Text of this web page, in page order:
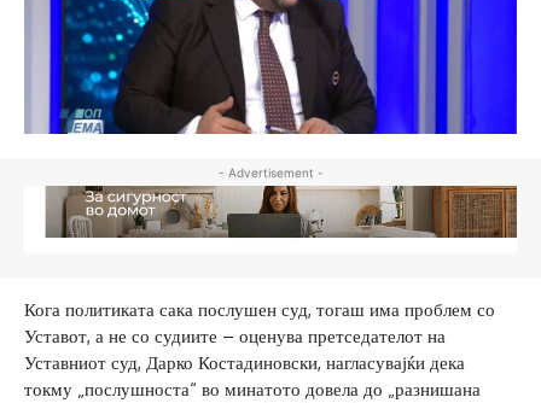
- Advertisement -
Кога политиката сака послушен суд, тогаш има проблем со
Уставот, а не со судиите – оценува претседателот на
Уставниот суд, Дарко Костадиновски, нагласувајќи дека
токму „послушноста“ во минатото довела до „разнишана